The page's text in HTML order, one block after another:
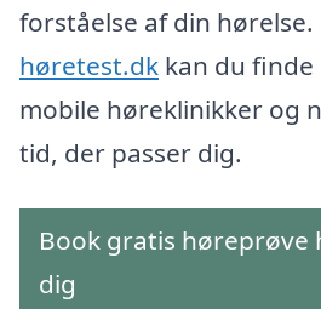
forståelse af din hørelse.
høretest.dk kan du
mobile høreklinikker og
tid, der passer dig.
Book gratis høreprøve
dig